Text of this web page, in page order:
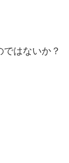
はないか？